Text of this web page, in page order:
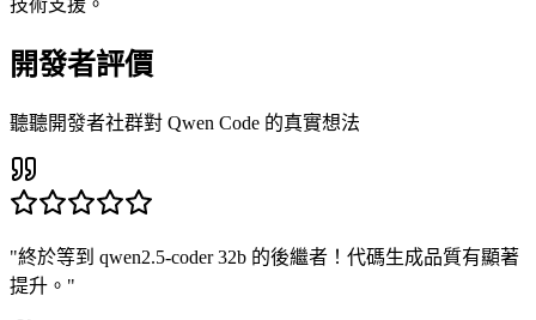
技術支援。
開發者評價
聽聽開發者社群對 Qwen Code 的真實想法
"終於等到 qwen2.5-coder 32b 的後繼者！代碼生成品質有顯著
提升。 "